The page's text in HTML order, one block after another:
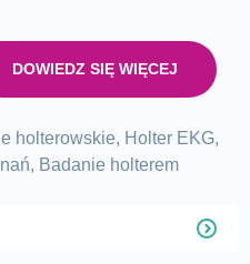
DOWIEDZ SIĘ WIĘCEJ